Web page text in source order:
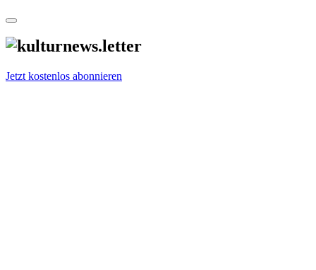
Jetzt kostenlos abonnieren